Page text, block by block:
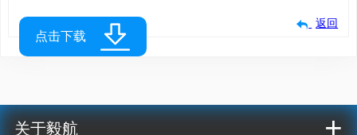
点击下载
返回
关于毅航